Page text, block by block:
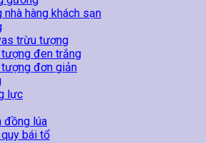
hàng khách sạn
trừu tượng
tượng đen trắng
tượng đơn giản
lực
đồng lúa
quy bái tổ